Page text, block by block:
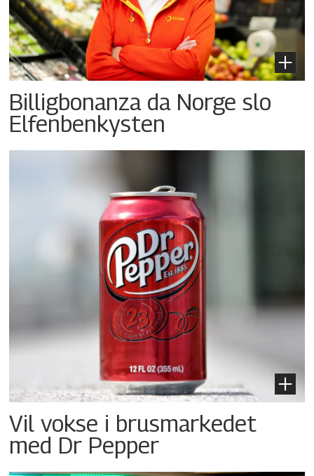
Billigbonanza da Norge slo
Elfenbenkysten
Vil vokse i brusmarkedet
med Dr Pepper